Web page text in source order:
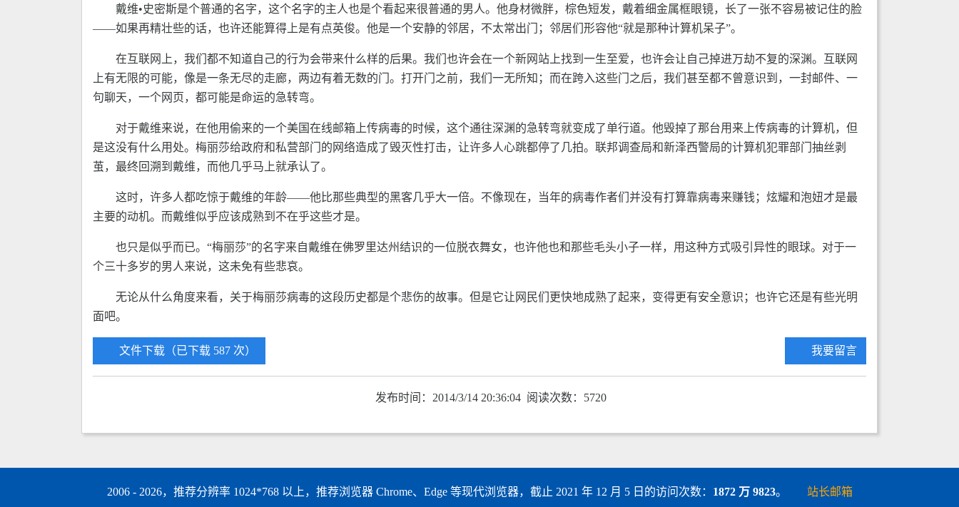
戴维•史密斯是个普通的名字，这个名字的主人也是个看起来很普通的男人。他身材微胖，棕色短发，戴着细金属框眼镜，长了一张不容易被记住的脸
——如果再精壮些的话，也许还能算得上是有点英俊。他是一个安静的邻居，不太常出门；邻居们形容他“就是那种计算机呆子”。
在互联网上，我们都不知道自己的行为会带来什么样的后果。我们也许会在一个新网站上找到一生至爱，也许会让自己掉进万劫不复的深渊。互联网
上有无限的可能，像是一条无尽的走廊，两边有着无数的门。打开门之前，我们一无所知；而在跨入这些门之后，我们甚至都不曾意识到，一封邮件、一
句聊天，一个网页，都可能是命运的急转弯。
对于戴维来说，在他用偷来的一个美国在线邮箱上传病毒的时候，这个通往深渊的急转弯就变成了单行道。他毁掉了那台用来上传病毒的计算机，但
是这没有什么用处。梅丽莎给政府和私营部门的网络造成了毁灭性打击，让许多人心跳都停了几拍。联邦调查局和新泽西警局的计算机犯罪部门抽丝剥
茧，最终回溯到戴维，而他几乎马上就承认了。
这时，许多人都吃惊于戴维的年龄——他比那些典型的黑客几乎大一倍。不像现在，当年的病毒作者们并没有打算靠病毒来赚钱；炫耀和泡妞才是最
主要的动机。而戴维似乎应该成熟到不在乎这些才是。
也只是似乎而已。“梅丽莎”的名字来自戴维在佛罗里达州结识的一位脱衣舞女，也许他也和那些毛头小子一样，用这种方式吸引异性的眼球。对于一
个三十多岁的男人来说，这未免有些悲哀。
无论从什么角度来看，关于梅丽莎病毒的这段历史都是个悲伤的故事。但是它让网民们更快地成熟了起来，变得更有安全意识；也许它还是有些光明
面吧。
文件下载（已下载 587 次） 我要留言
发布时间：2014/3/14 20:36:04 阅读次数：5720
2006 - 2026，推荐分辨率 1024*768 以上，推荐浏览器 Chrome、Edge 等现代浏览器，截止 2021 年 12 月 5 日的访问次数： 1872 万 9823。 站长邮箱